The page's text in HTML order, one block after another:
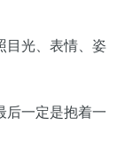
光、表情、姿
一定是抱着一